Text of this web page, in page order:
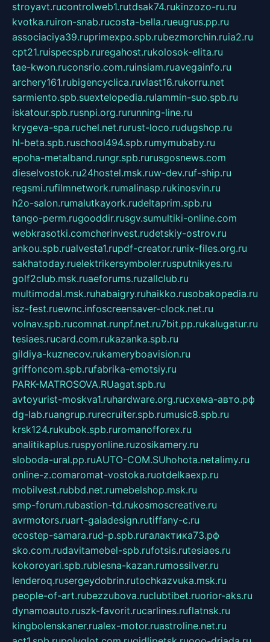
stroyavt.rucontrolweb1.rutdsak74.rukinzozo-ru.ru
kvotka.ruiron-snab.rucosta-bella.rueugrus.pp.ru
associaciya39.ruprimexpo.spb.rubezmorchin.ruia2.ru
cpt21.ruispecspb.ruregahost.rukolosok-elita.ru
tae-kwon.ruconsrio.com.ruinsiam.ruavegainfo.ru
archery161.rubigencyclica.ruvlast16.rukorru.net
sarmiento.spb.suextelopedia.rulammin-suo.spb.ru
iskatour.spb.rusnpi.org.rurunning-line.ru
krygeva-spa.ruchel.net.rurust-loco.rudugshop.ru
hl-beta.spb.ruschool494.spb.rumymubaby.ru
epoha-metalband.rungr.spb.rurusgosnews.com
dieselvostok.ru24hostel.msk.ruw-dev.ruf-ship.ru
regsmi.rufilmnetwork.rumalinasp.rukinosvin.ru
h2o-salon.rumalutkayork.rudeltaprim.spb.ru
tango-perm.rugooddir.rusgv.sumultiki-online.com
webkrasotki.comcherinvest.rudetskiy-ostrov.ru
ankou.spb.rualvesta1.rupdf-creator.runix-files.org.ru
sakhatoday.ruelektrikersymboler.rusputnikyes.ru
golf2club.msk.ruaeforums.ruzallclub.ru
multimodal.msk.ruhabaigry.ruhaikko.rusobakopedia.ru
isz-fest.ruewnc.infoscreensaver-clock.net.ru
volnav.spb.rucomnat.runpf.net.ru7bit.pp.rukalugatur.ru
tesiaes.rucard.com.rukazanka.spb.ru
gildiya-kuznecov.rukameryboavision.ru
griffoncom.spb.rufabrika-emotsiy.ru
PARK-MATROSOVA.RUagat.spb.ru
avtoyurist-moskva1.ruhardware.org.ruсхема-авто.рф
dg-lab.ruangrup.rurecruiter.spb.rumusic8.spb.ru
krsk124.rukubok.spb.ruromanofforex.ru
analitikaplus.ruspyonline.ruzosikamery.ru
sloboda-ural.pp.ruAUTO-COM.SUhohota.netalimy.ru
online-z.comaromat-vostoka.ruotdelkaexp.ru
mobilvest.rubbd.net.rumebelshop.msk.ru
smp-forum.rubastion-td.rukosmoscreative.ru
avrmotors.ruart-galadesign.rutiffany-c.ru
ecostep-samara.rud-p.spb.ruгалактика73.рф
sko.com.rudavitamebel-spb.rufotsis.rutesiaes.ru
kokoroyari.spb.rublesna-kazan.rumossilver.ru
lenderoq.rusergeydobrin.rutochkazvuka.msk.ru
people-of-art.rubezzubova.ruclubtibet.ruorior-aks.ru
dynamoauto.ruszk-favorit.rucarlines.ruflatnsk.ru
kingbolenskaner.rualex-motor.ruastroline.net.ru